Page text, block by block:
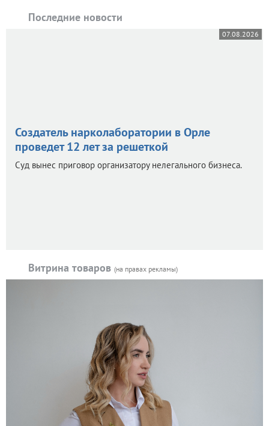
Последние новости
07.08.2026
Создатель нарколаборатории в Орле
проведет 12 лет за решеткой
Суд вынес приговор организатору нелегального бизнеса.
Витрина товаров (на правах рекламы)